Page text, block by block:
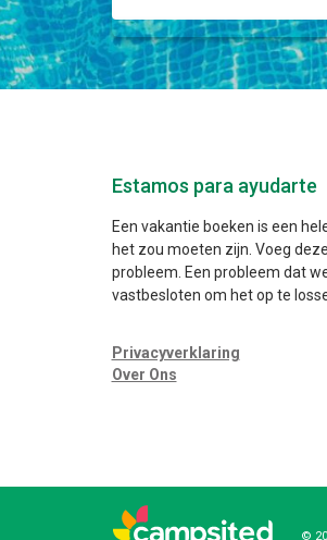
Estamos para ayudarte
Een vakantie boeken is een
het zou moeten zijn. Voeg
probleem. Een probleem dat
vastbesloten om het op te
Privacyverklaring
Over Ons
©